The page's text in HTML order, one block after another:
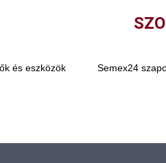
és eszközök Semex24